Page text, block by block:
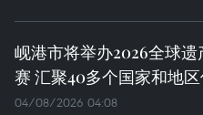
岘港市将举办2026全球
赛 汇聚40多个国家和地
04/08/2026 04:08